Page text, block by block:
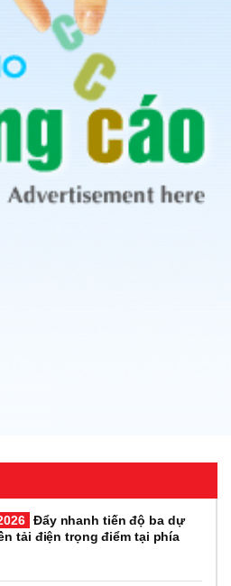
Đẩy nhanh tiến độ ba dự
tải điện trọng điểm tại phía